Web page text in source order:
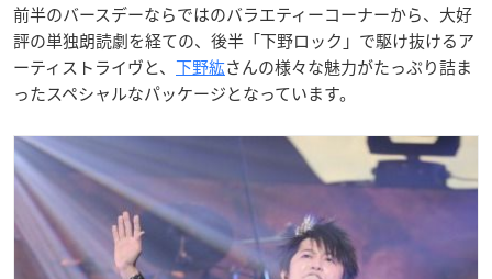
前半のバースデーならではのバラエティーコーナーから、大好
評の単独朗読劇を経ての、後半「下野ロック」で駆け抜けるア
ーティストライヴと、 下野紘さんの様々な魅力がたっぷり詰ま
ったスペシャルなパッケージとなっています。